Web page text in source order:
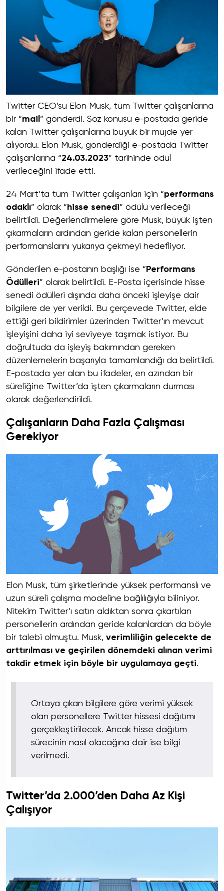
Twitter CEO’su Elon Musk, tüm Twitter çalışanlarına
bir “mail ” gönderdi. Söz konusu e-postada geride
kalan Twitter çalışanlarına büyük bir müjde yer
alıyordu. Elon Musk, gönderdiği e-postada Twitter
çalışanlarına “24.03.2023” tarihinde ödül
verileceğini ifade etti.
24 Mart’ta tüm Twitter çalışanları için “performans
odaklı” olarak “ hisse senedi” ödülü verileceği
belirtildi. Değerlendirmelere göre Musk, büyük işten
çıkarmaların ardından geride kalan personellerin
performanslarını yukarıya çekmeyi hedefliyor.
Gönderilen e-postanın başlığı ise “ Performans
Ödülleri” olarak belirtildi. E-Posta içerisinde hisse
senedi ödülleri dışında daha önceki işleyişe dair
bilgilere de yer verildi. Bu çerçevede Twitter, elde
ettiği geri bildirimler üzerinden Twitter’ın mevcut
işleyişini daha iyi seviyeye taşımak istiyor. Bu
doğrultuda da işleyiş bakımından gereken
düzenlemelerin başarıyla tamamlandığı da belirtildi.
E-postada yer alan bu ifadeler, en azından bir
süreliğine Twitter’da işten çıkarmaların durması
olarak değerlendirildi.
Çalışanların Daha Fazla Çalışması
Gerekiyor
Elon Musk, tüm şirketlerinde yüksek performanslı ve
uzun süreli çalışma modeline bağlılığıyla biliniyor.
Nitekim Twitter’ı satın aldıktan sonra çıkartılan
personellerin ardından geride kalanlardan da böyle
bir talebi olmuştu. Musk, verimliliğin gelecekte de
arttırılması ve geçirilen dönemdeki alınan verimi
takdir etmek için böyle bir uygulamaya geçti.
Ortaya çıkan bilgilere göre verimi yüksek
olan personellere Twitter hissesi dağıtımı
gerçekleştirilecek. Ancak hisse dağıtım
sürecinin nasıl olacağına dair ise bilgi
verilmedi.
Twitter’da 2.000’den Daha Az Kişi
Çalışıyor